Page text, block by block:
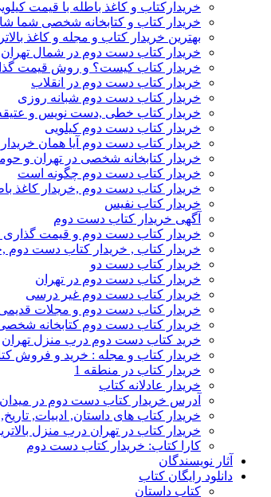
خریدارکتاب و کاغذ باطله با قیمت
خریدار کتاب و کتابخانه شخصی شما
بهترین خریدار کتاب و مجله و کاغذ
خریدار کتاب دست دوم در شمال تهران
خریدار کتاب کیست؟ و روش قیمت
خریدار کتاب دست دوم در انقلاب
خریدار کتاب دست دوم شبانه روزی
خریدار کتاب خطی ,دست نویس و
خریدار کتاب دست دوم کیلویی
خریدار کتاب دست دوم آیا همان
خریدار کتابخانه شخصی در تهران و
خریدار کتاب دست دوم چگونه است
خریدار کتاب دست دوم ,خریدار کاغذ
خریدار کتاب نفیس
آگهی خریدار کتاب دست دوم
خریدار کتاب دست دوم و قیمت گذاری
خریدار کتاب , خریدار کتاب دست دوم
خریدار کتاب دست دو
خریدار کتاب دست دوم در تهران
خریدار کتاب دست دوم غیر درسی
خریدار کتاب دست دوم و مجلات
خریدار کتاب دست دوم کتابخانه
خرید کتاب دست دوم درب منزل تهران
خریدار کتاب و مجله : خرید و فروش
خریدار کتاب در منطقه 1
خریدار عادلانه کتاب
آدرس خریدار کتاب دست دوم در میدان
خریدار کتاب های داستان, ادبیات,
خریدار کتاب در تهران درب منزل
کارا کتاب: خریدار کتاب دست دوم
آثار نویسندگان
دانلود رایگان کتاب
کتاب داستان